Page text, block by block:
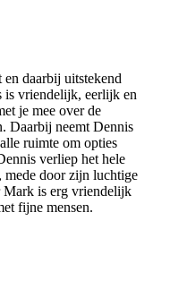
daarbij uitstekend
is vriendelijk, eerlijk en
je mee over de
Daarbij neemt Dennis
ruimte om opties
verliep het hele
mede door zijn luchtige
Mark is erg vriendelijk
fijne mensen.